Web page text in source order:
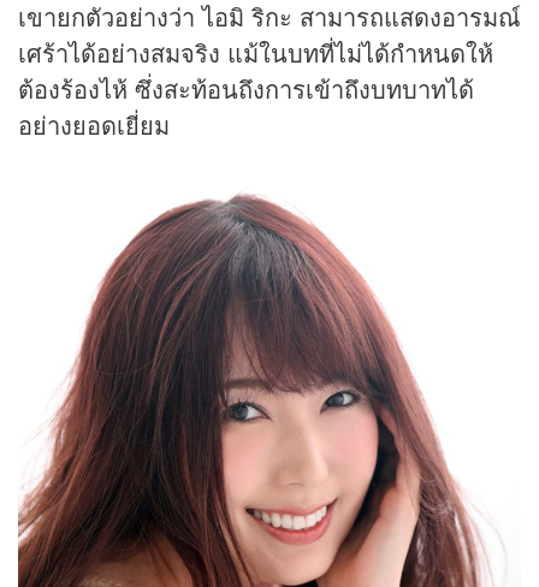
เขายกตัวอย่างว่า ไอมิ ริกะ สามารถแสดงอารมณ์
เศร้าได้อย่างสมจริง แม้ในบทที่ไม่ได้กำหนดให้
ต้องร้องไห้ ซึ่งสะท้อนถึงการเข้าถึงบทบาทได้
อย่างยอดเยี่ยม